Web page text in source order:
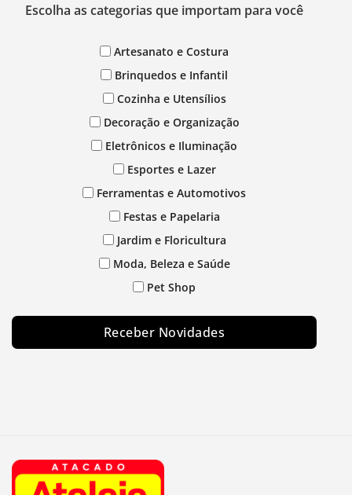
Escolha as categorias que importam para você
Artesanato e Costura
Brinquedos e Infantil
Cozinha e Utensílios
Decoração e Organização
Eletrônicos e Iluminação
Esportes e Lazer
Ferramentas e Automotivos
Festas e Papelaria
Jardim e Floricultura
Moda, Beleza e Saúde
Pet Shop
Receber Novidades